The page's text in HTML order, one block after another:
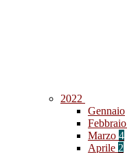
2022
Gennaio
Febbraio
Marzo 4
Aprile 2